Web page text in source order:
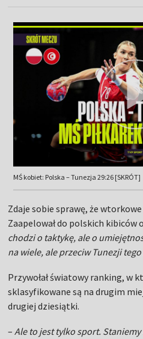
MŚ kobiet: Polska – Tunezja 29:26 [SKRÓT]
Zdaje sobie sprawę, że
Zaapelował do polskich kibiców
chodzi o taktykę, ale o
na wiele, ale przeciw Tunezji tego
Przywołał światowy ranking, w
sklasyfikowane są na drugim
drugiej dziesiątki.
–Ale to jest tylko sport.